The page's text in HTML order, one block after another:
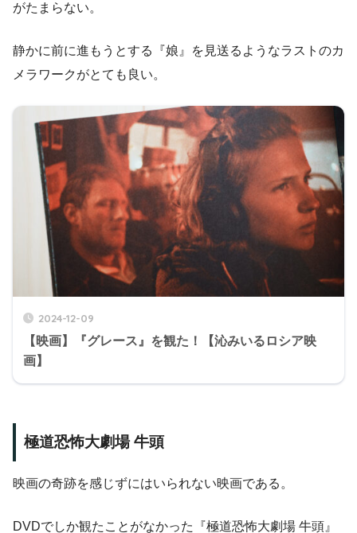
がたまらない。
静かに前に進もうとする『娘』を見送るようなラストのカ
メラワークがとても良い。
2024-12-09
【映画】『グレース』を観た！【沁みいるロシア映
画】
極道恐怖大劇場 牛頭
映画の奇跡を感じずにはいられない映画である。
DVDでしか観たことがなかった『極道恐怖大劇場 牛頭』